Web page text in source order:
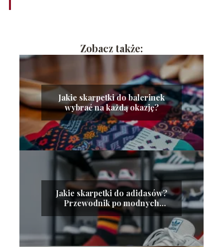
Zobacz także:
Jakie skarpetki do balerinek
wybrać na każdą okazję?
Jakie skarpetki do adidasów?
Przewodnik po modnych
stylizacjach